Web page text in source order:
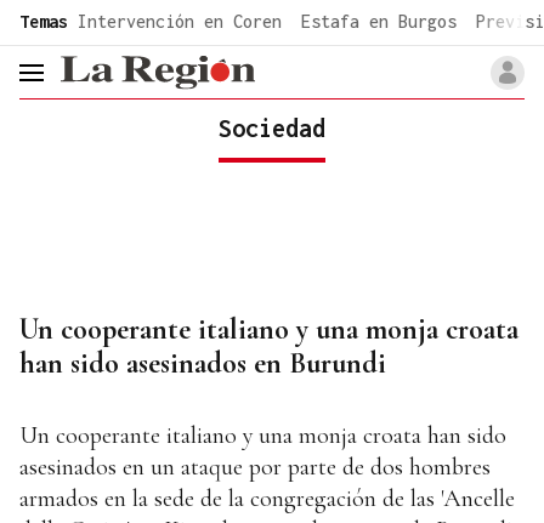
common.go-to-content
Temas Intervención en Coren Estafa en Burgos
header.menu.open
Sociedad
Un cooperante italiano y una monja croata
han sido asesinados en Burundi
Un cooperante italiano y una monja croata han sido
asesinados en un ataque por parte de dos hombres
armados en la sede de la congregación de las 'Ancelle